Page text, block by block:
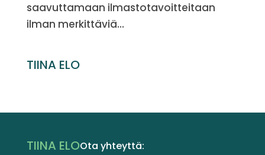
saavuttamaan ilmastotavoitteitaan
ilman merkittäviä...
TIINA ELO
TIINA ELOOta yhteyttä: